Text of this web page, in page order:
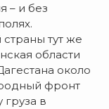
– и без
тут же
области
около
фронт
груза в